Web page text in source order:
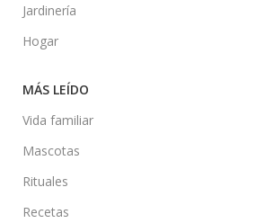
Jardinería
Hogar
MÁS LEÍDO
Vida familiar
Mascotas
Rituales
Recetas